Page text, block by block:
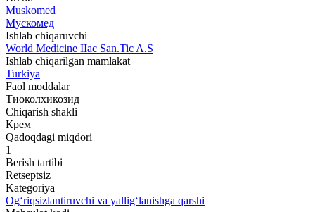
Muskomed
Мускомед
Ishlab chiqaruvchi
World Мedicine IIac San.Tic A.S
Ishlab chiqarilgan mamlakat
Turkiya
Faol moddalar
Тиоколхикозид
Chiqarish shakli
Крем
Qadoqdagi miqdori
1
Berish tartibi
Retseptsiz
Kategoriya
Og‘riqsizlantiruvchi va yallig‘lanishga qarshi